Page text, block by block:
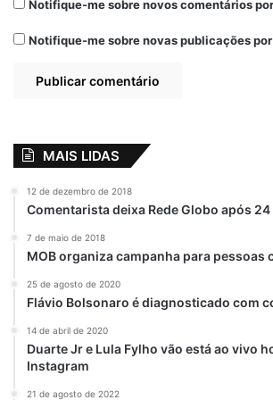
Até o dia 3 de junho, a
Nacional de Segmento e
serão vacinados os
mesmos 70 postos
neste ano, também
meses a menores de 5
trabalhadores da saúde. Por
responsáveis devem estar
Notifique-me sobre novos comentários
Notifique-me sobre novas publicações
MAIS LIDAS
12 de dezembro de 2018
Comentarista deixa Rede Globo após 24
7 de maio de 2018
MOB organiza campanha para pessoas
25 de agosto de 2020
Flávio Bolsonaro é diagnosticado com
14 de abril de 2020
Duarte Jr e Lula Fylho vão está ao vivo
Instagram
21 de agosto de 2022